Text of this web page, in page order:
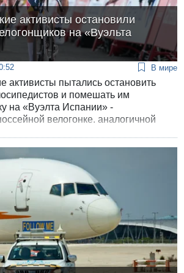
активисты остановили
на «Вуэльта
В мире
активисты пытались остановить
и помешать им
на «Вуэлта Испании» -
велогонке, аналогичной